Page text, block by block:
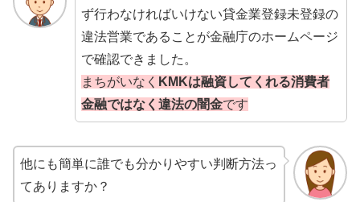
ず行わなければいけない貸金業登録未登録の
違法営業であることが金融庁のホームページ
で確認できました。
まちがいなく KMKは融資してくれる消費者
金融ではなく違法の闇金です
他にも簡単に誰でも分かりやすい判断方法っ
てありますか？